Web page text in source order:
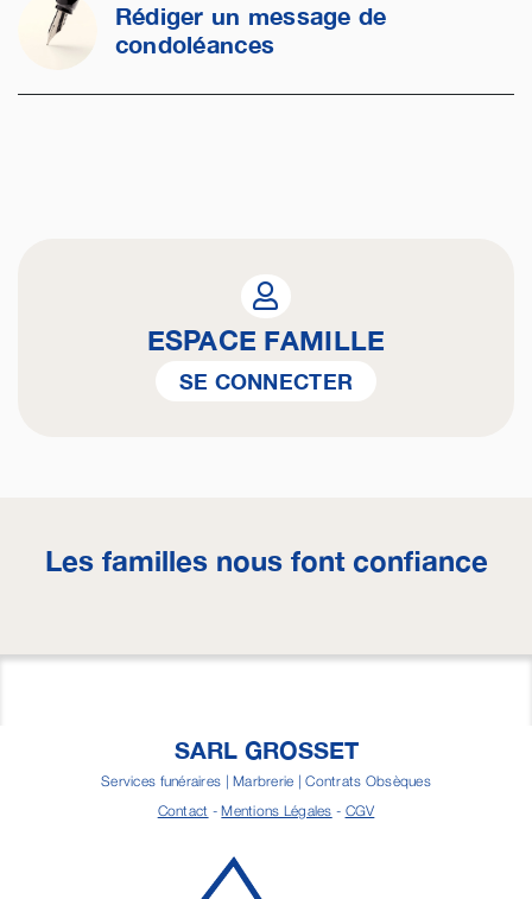
Rédiger un message de
condoléances
ESPACE FAMILLE
SE CONNECTER
Les familles nous font confiance
SARL GROSSET
Services funéraires | Marbrerie | Contrats Obsèques
Contact -Mentions Légales - CGV